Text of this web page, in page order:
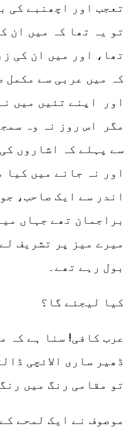
تعجب اور اچھنبے کی
تو یہ تھا کہ میں ان
تھا، اور میں ان کی
کہ میں عربی سے مکمل
اور اپنے تئیں میں
مگر اس روز نہ وہ
سے پہلے کہ اشاروں
اور نہ جانے میں کیا
اندر سے ایک صاحب،
براجمان تھے جہاں
میرے میز پر تشریف
بول رہے تھے۔
کیا لیجئے گا؟
عرب کافی! سنا ہے کہ
ڈھیر ساری الائچی
تو مقامی رنگ میں
موصوف نے ایک لمحے